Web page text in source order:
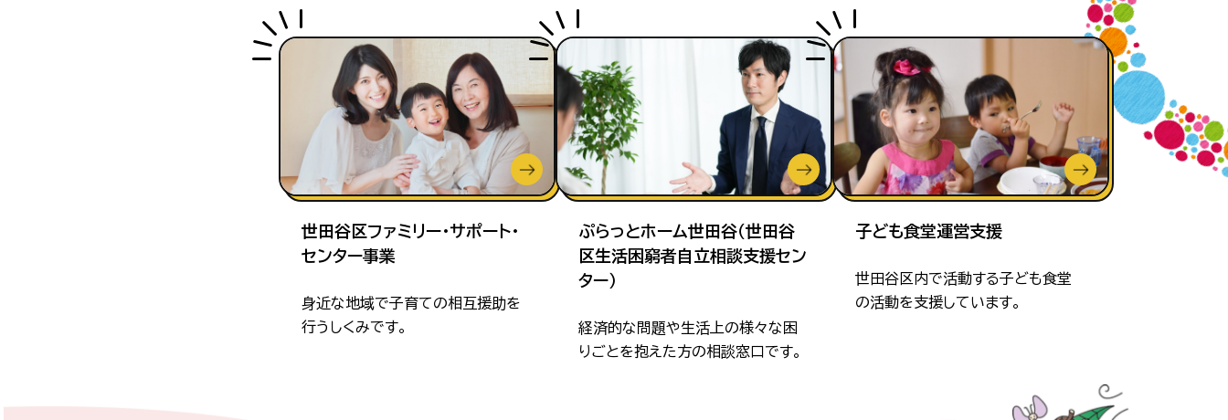
世田谷区ファミリー・サポート・
センター事業
身近な地域で子育ての相互援助を
行うしくみです。
ぷらっとホーム世田谷（世田谷
区生活困窮者自立相談支援セン
ター）
経済的な問題や生活上の様々な困
りごとを抱えた方の相談窓口です。
子ども食堂運営支援
世田谷区内で活動する子ども食堂
の活動を支援しています。